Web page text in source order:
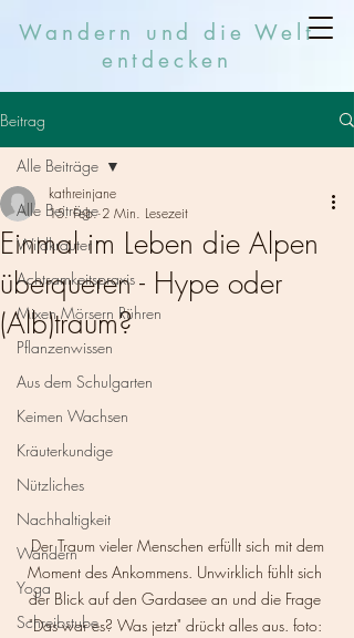
Wandern und die Welt
entdecken
Beitrag
Alle Beiträge
Wildkräuter
Achtsamkeitspraxis
Mixen Mörsern Rühren
Pflanzenwissen
Aus dem Schulgarten
Keimen Wachsen
Kräuterkundige
Nützliches
Nachhaltigkeit
Wandern
Yoga
Schreibstube
Alle Beiträge
Einmal im Leben die Alpen
überqueren - Hype oder
(Alb)traum?
kathreinjane
15. Feb. 2 Min. Lesezeit
Der Traum vieler Menschen erfüllt sich mit dem
Moment des Ankommens. Unwirklich fühlt sich
der Blick auf den Gardasee an und die Frage
"Das war es? Was jetzt" drückt alles aus. foto: